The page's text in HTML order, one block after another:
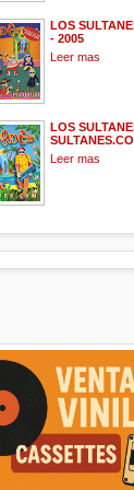
LOS
- 2005
Leer mas
LOS
Leer mas